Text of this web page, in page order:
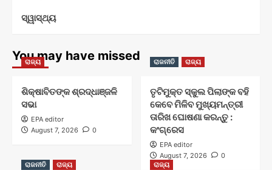
ସ୍ୱାସ୍ଥ୍ୟ
You may have missed
ରାଜ୍ୟ
ଶିକ୍ଷାବିତଙ୍କ ଶ୍ରଦ୍ଧାଞ୍ଜଳି
ସଭା
EPA editor
August 7, 2026
0
ରାଜନୀତି ରାଜ୍ୟ
ତୃଟିମୁକ୍ତ ସ୍କୁଲ ପିଲାଙ୍କ ବହି
କେବେ ମିଳିବ ମୁଖ୍ୟମନ୍ତ୍ରୀ
ତାରିଖ ଘୋଷଣା କରନ୍ତୁ :
କଂଗ୍ରେସ
EPA editor
August 7, 2026
0
ରାଜନୀତି
ରାଜ୍ୟ ରାଜ୍ୟ